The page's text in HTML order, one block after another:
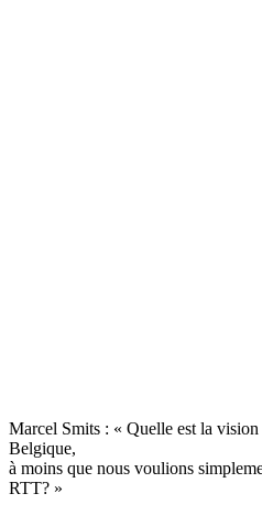
Marcel Smits : « Quelle est la
Belgique,
à moins que nous voulions
RTT? »